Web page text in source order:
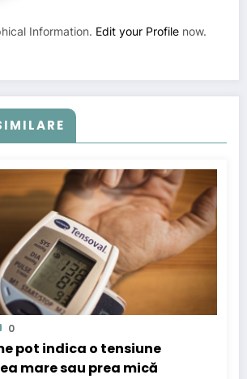
Information. Edit your Profile now.
0
pot indica o tensiune
mare sau prea mică